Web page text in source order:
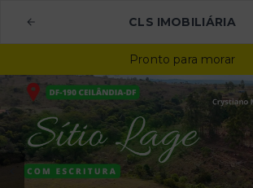
CLS IMOBILIÁRIA
Pronto para morar